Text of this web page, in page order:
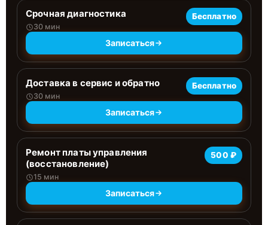
Срочная диагностика
30 мин
Бесплатно
Записаться
Доставка в сервис и обратно
30 мин
Бесплатно
Записаться
Ремонт платы управления
(восстановление)
15 мин
500 ₽
Записаться